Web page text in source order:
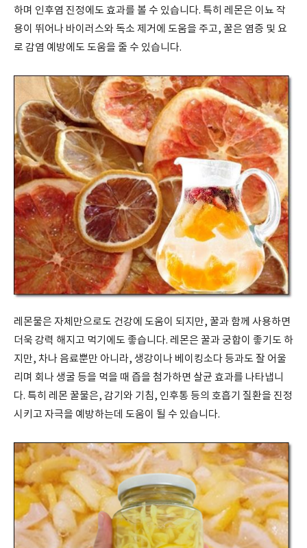
하며 인후염 진정에도 효과를 볼 수 있습니다. 특히 레몬은 이뇨 작
용이 뛰어나 바이러스와 독소 제거에 도움을 주고, 꿀은 염증 및 요
로 감염 예방에도 도움을 줄 수 있습니다.
레몬물은 자체만으로도 건강에 도움이 되지만, 꿀과 함께 사용하면
더욱 강력 해지고 먹기에도 좋습니다. 레몬은 꿀과 궁합이 좋기도 하
지만, 차나 음료뿐만 아니라, 생강이나 베이킹소다 등과도 잘 어울
리며 회나 생굴 등을 먹을 때 즙을 첨가하면 살균 효과를 나타냅니
다. 특히 레몬 꿀물은, 감기와 기침, 인후통 등의 호흡기 질환을 진정
시키고 자극을 예방하는데 도움이 될 수 있습니다.